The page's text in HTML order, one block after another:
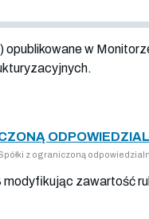
w
z ograniczoną
modyfikując zawartość